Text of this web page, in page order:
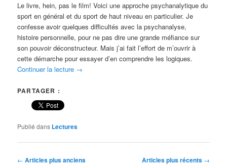
Le livre, hein, pas le film! Voici une approche psychanalytique du
sport en général et du sport de haut niveau en particulier. Je
confesse avoir quelques difficultés avec la psychanalyse,
histoire personnelle, pour ne pas dire une grande méfiance sur
son pouvoir déconstructeur. Mais j’ai fait l’effort de m’ouvrir à
cette démarche pour essayer d’en comprendre les logiques.
Continuer la lecture →
PARTAGER :
Publié dans Lectures
Navigation
← Articles plus anciens Articles plus récents →